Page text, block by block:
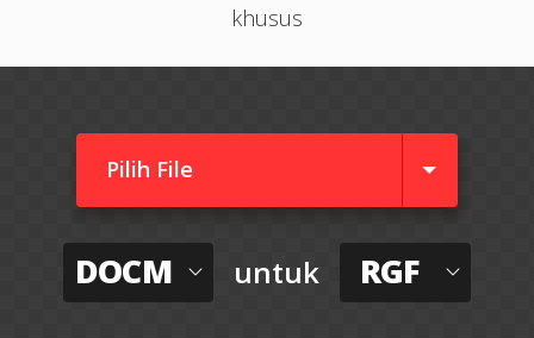
khusus
Pilih File
DOCM untuk RGF